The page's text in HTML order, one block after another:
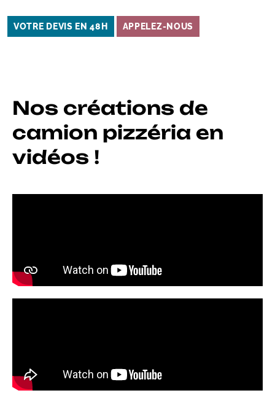
VOTRE DEVIS EN 48H APPELEZ-NOUS
Nos créations de
camion pizzéria en
vidéos !